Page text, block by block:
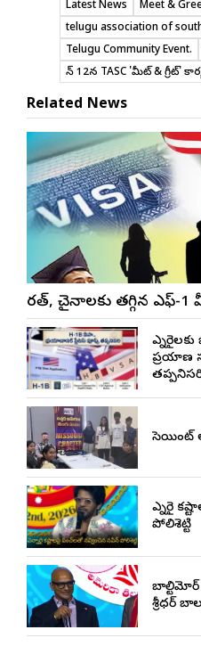
Latest News Meet &
telugu association of
Telugu Community Event.
జూన్ 12న TASC 'మీట్ & గ్రీట్'
Related News
భారత్, చైనాలకు తగ్గిన ఎఫ్-
ప్రయాణ
సెయింట్
ఎన్నారై
పోలిశెట్టి
బాల్టిమోర్
శ్రీధర్